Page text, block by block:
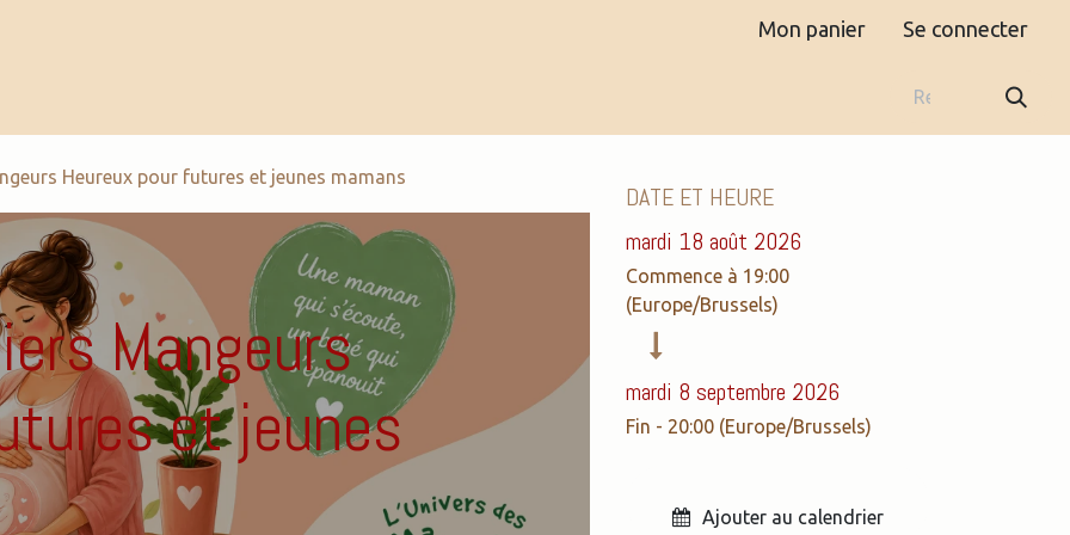
Mon panier Se connecter
Heureux pour futures et jeunes mamans
Mangeurs
et jeunes
DATE ET HEURE
mardi 18 août 2026
Commence à 19:00
(Europe/Brussels)
mardi 8 septembre 2026
Fin - 20:00 (Europe/Brussels)
Ajouter au calendrier